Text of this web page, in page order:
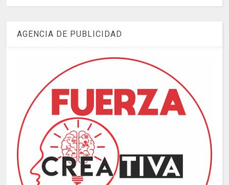
AGENCIA DE PUBLICIDAD